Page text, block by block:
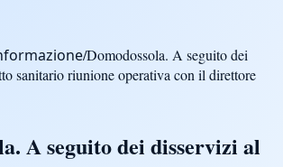
/Domodossola. A seguito dei
sanitario riunione operativa con il direttore
A seguito dei disservizi al